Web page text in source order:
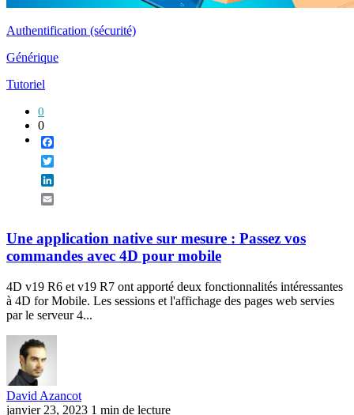
Authentification (sécurité)
Générique
Tutoriel
0
0
Une application native sur mesure : Passez vos
commandes avec 4D pour mobile
4D v19 R6 et v19 R7 ont apporté deux fonctionnalités intéressantes
à 4D for Mobile. Les sessions et l'affichage des pages web servies
par le serveur 4...
David Azancot
janvier 23, 2023 1 min de lecture